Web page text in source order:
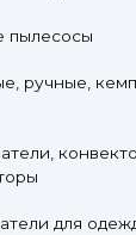
ручные,
для